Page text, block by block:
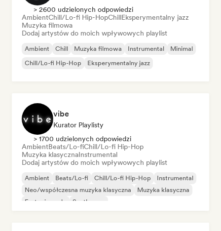
> 2600 udzielonych odpowiedzi
AmbientChill/Lo-fi Hip-HopChillEksperymentalny jazz
Muzyka filmowa
Dodaj artystów do moich wpływowych playlist
Ambient Chill Muzyka filmowa Instrumental
Minimal
Chill/Lo-fi Hip-Hop
Eksperymentalny jazz
vibe
Kurator Playlisty
> 1700 udzielonych odpowiedzi
AmbientBeats/Lo-fiChill/Lo-fi Hip-Hop
Muzyka klasycznaInstrumental
Dodaj artystów do moich wpływowych playlist
Ambient Beats/Lo-fi Chill/Lo-fi Hip-Hop
Instrumental
Neo/współczesna muzyka klasyczna
Muzyka klasyczna
Fortepian solo
Synthwave